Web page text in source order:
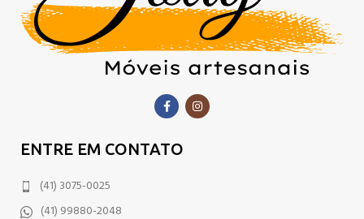
ENTRE EM CONTATO
(41) 3075-0025
(41) 99880-2048